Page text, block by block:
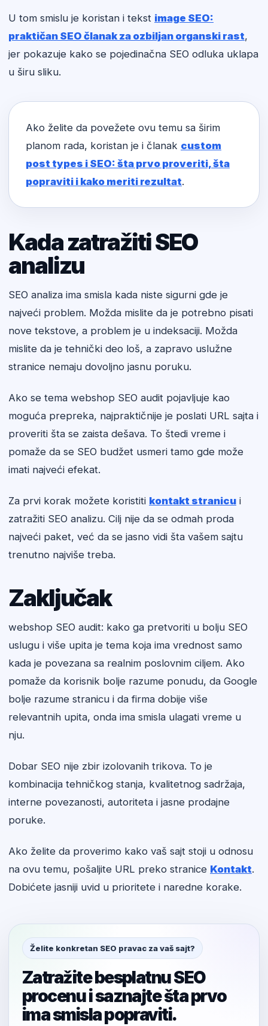
U tom smislu je koristan i tekst image SEO:
praktičan SEO članak za ozbiljan organski rast,
jer pokazuje kako se pojedinačna SEO odluka uklapa
u širu sliku.
Ako želite da povežete ovu temu sa širim
planom rada, koristan je i članak custom
post types i SEO: šta prvo proveriti, šta
popraviti i kako meriti rezultat.
Kada zatražiti SEO
analizu
SEO analiza ima smisla kada niste sigurni gde je
najveći problem. Možda mislite da je potrebno pisati
nove tekstove, a problem je u indeksaciji. Možda
mislite da je tehnički deo loš, a zapravo uslužne
stranice nemaju dovoljno jasnu poruku.
Ako se tema webshop SEO audit pojavljuje kao
moguća prepreka, najpraktičnije je poslati URL sajta i
proveriti šta se zaista dešava. To štedi vreme i
pomaže da se SEO budžet usmeri tamo gde može
imati najveći efekat.
Za prvi korak možete koristiti kontakt stranicu i
zatražiti SEO analizu. Cilj nije da se odmah proda
najveći paket, već da se jasno vidi šta vašem sajtu
trenutno najviše treba.
Zaključak
webshop SEO audit: kako ga pretvoriti u bolju SEO
uslugu i više upita je tema koja ima vrednost samo
kada je povezana sa realnim poslovnim ciljem. Ako
pomaže da korisnik bolje razume ponudu, da Google
bolje razume stranicu i da firma dobije više
relevantnih upita, onda ima smisla ulagati vreme u
nju.
Dobar SEO nije zbir izolovanih trikova. To je
kombinacija tehničkog stanja, kvalitetnog sadržaja,
interne povezanosti, autoriteta i jasne prodajne
poruke.
Ako želite da proverimo kako vaš sajt stoji u odnosu
na ovu temu, pošaljite URL preko stranice Kontakt.
Dobićete jasniji uvid u prioritete i naredne korake.
Želite konkretan SEO pravac za vaš sajt?
Zatražite besplatnu SEO
procenu i saznajte šta prvo
ima smisla popraviti.